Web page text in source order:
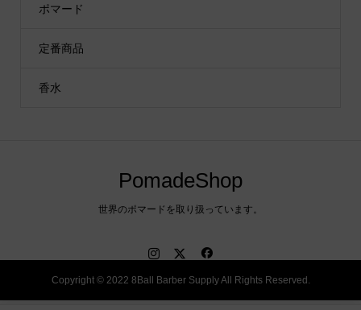
ポマード
定番商品
香水
PomadeShop
世界のポマードを取り扱っています。
Copyright © 2022 8Ball Barber Supply All Rights Reserved.